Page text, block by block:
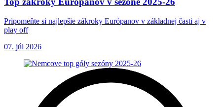
Pripomeňte si najlepšie zákroky Európanov v základnej časti aj v
play off
07. júl 2026